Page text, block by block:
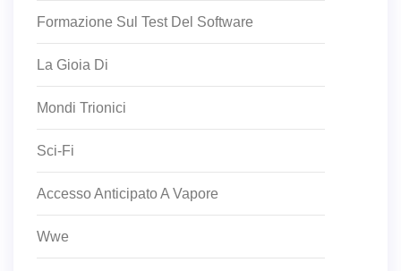
Formazione Sul Test Del Software
La Gioia Di
Mondi Trionici
Sci-Fi
Accesso Anticipato A Vapore
Wwe